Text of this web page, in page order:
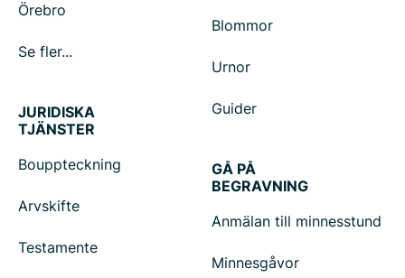
Örebro
Se fler...
Blommor
Urnor
Guider
JURIDISKA
TJÄNSTER
Bouppteckning
Arvskifte
Testamente
GÅ PÅ
BEGRAVNING
Anmälan till minnesstund
Minnesgåvor